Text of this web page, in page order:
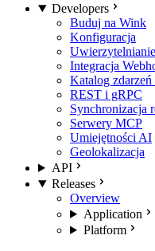
Developers
Buduj na Wink
Konfiguracja
Uwierzytelnianie
Integracja
Katalog
REST i gRPC
Synchronizacja
Serwery MCP
Umiejętności AI
Geolokalizacja
API
Releases
Overview
Application
Platform